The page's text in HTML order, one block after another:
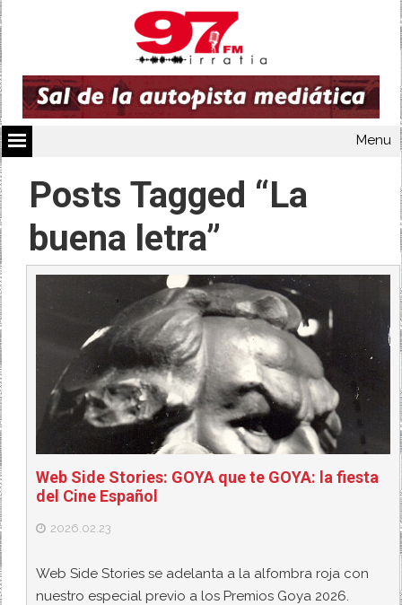
Menu
Posts Tagged “La
buena letra”
Web Side Stories: GOYA que te GOYA: la fiesta
del Cine Español
2026.02.23
Web Side Stories se adelanta a la alfombra roja con
nuestro especial previo a los Premios Goya 2026.